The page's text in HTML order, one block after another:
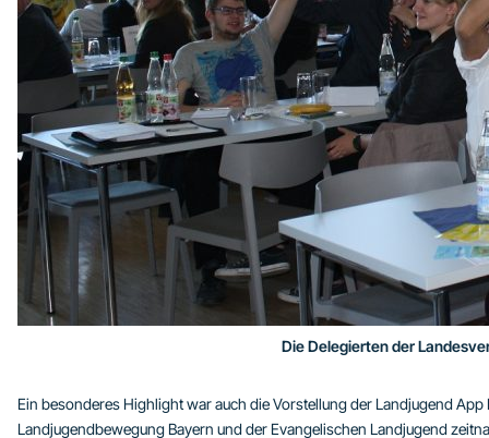
Die Delegierten der
Ein besonderes Highlight war auch die Vorstellung der Landjugend
Landjugendbewegung Bayern und der Evangelischen Landjugend